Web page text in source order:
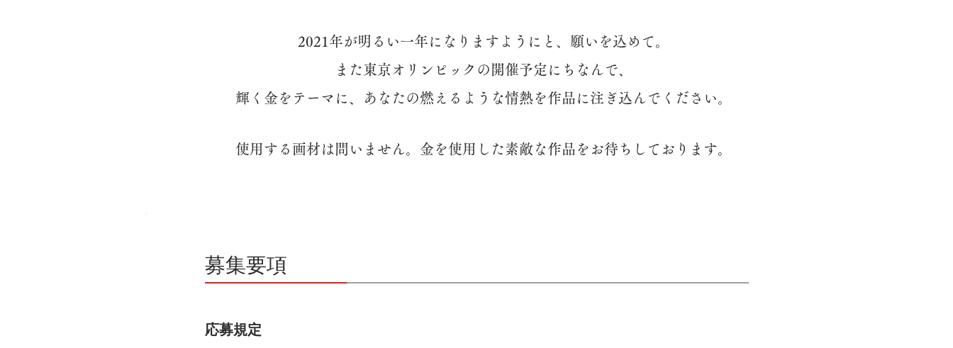
2021年が明るい一年になりますようにと、願いを込めて。
また東京オリンピックの開催予定にちなんで、
輝く金をテーマに、あなたの燃えるような情熱を作品に注ぎ込んでください。
使用する画材は問いません。金を使用した素敵な作品をお待ちしております。
​募集要項
応募規定